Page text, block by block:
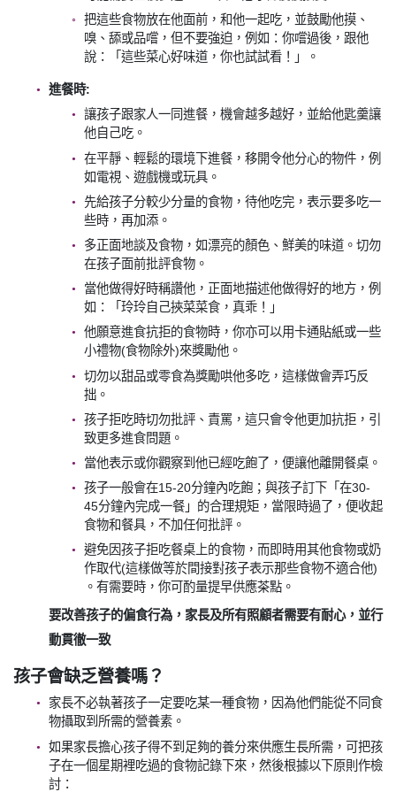
把這些食物放在他面前，和他一起吃，並鼓勵他摸、
嗅、舔或品嚐，但不要強迫，例如：你嚐過後，跟他
說：「這些菜心好味道，你也試試看！」。
進餐時:
讓孩子跟家人一同進餐，機會越多越好，並給他匙羹讓
他自己吃。
在平靜、輕鬆的環境下進餐，移開令他分心的物件，例
如電視、遊戲機或玩具。
先給孩子分較少分量的食物，待他吃完，表示要多吃一
些時，再加添。
多正面地談及食物，如漂亮的顏色、鮮美的味道。切勿
在孩子面前批評食物。
當他做得好時稱讚他，正面地描述他做得好的地方，例
如：「玲玲自己挾菜菜食，真乖！」
他願意進食抗拒的食物時，你亦可以用卡通貼紙或一些
小禮物(食物除外)來獎勵他。
切勿以甜品或零食為獎勵哄他多吃，這樣做會弄巧反
拙。
孩子拒吃時切勿批評、責罵，這只會令他更加抗拒，引
致更多進食問題。
當他表示或你觀察到他已經吃飽了，便讓他離開餐桌。
孩子一般會在15-20分鐘內吃飽；與孩子訂下「在30-
45分鐘內完成一餐」的合理規矩，當限時過了，便收起
食物和餐具，不加任何批評。
避免因孩子拒吃餐桌上的食物，而即時用其他食物或奶
作取代(這樣做等於間接對孩子表示那些食物不適合他)
。有需要時，你可酌量提早供應茶點。
要改善孩子的偏食行為，家長及所有照顧者需要有耐心，並行
動貫徹一致
孩子會缺乏營養嗎？
家長不必執著孩子一定要吃某一種食物，因為他們能從不同食
物攝取到所需的營養素。
如果家長擔心孩子得不到足夠的養分來供應生長所需，可把孩
子在一個星期裡吃過的食物記錄下來，然後根據以下原則作檢
討：